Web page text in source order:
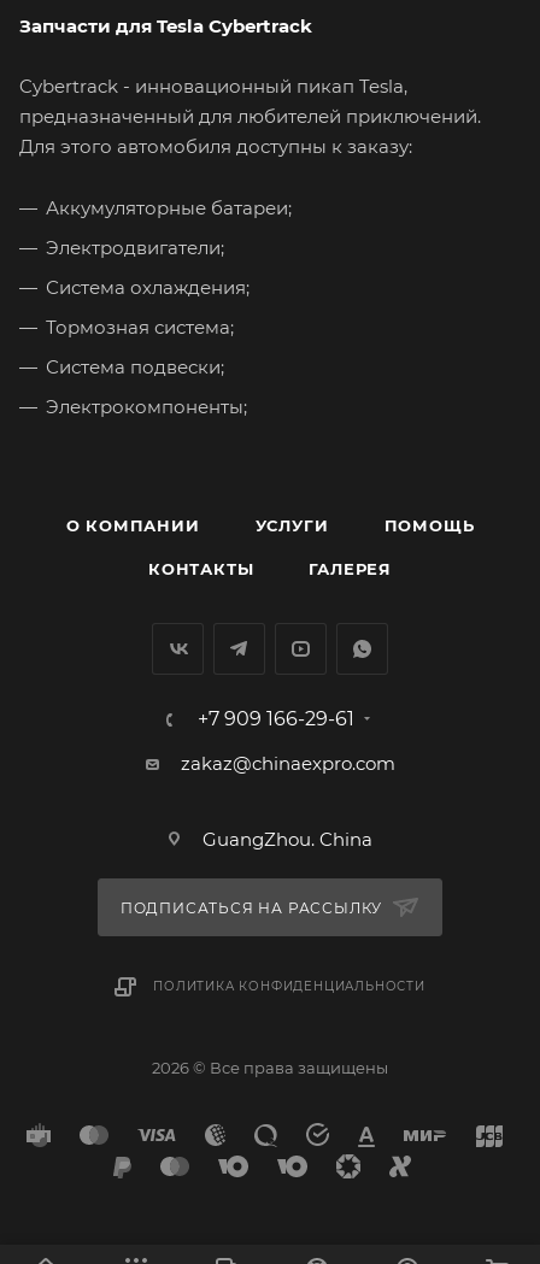
Запчасти для Tesla Cybertrack
Cybertrack - инновационный пикап Tesla,
предназначенный для любителей приключений.
Для этого автомобиля доступны к заказу:
Аккумуляторные батареи;
Электродвигатели;
Система охлаждения;
Тормозная система;
Система подвески;
Электрокомпоненты;
О КОМПАНИИ УСЛУГИ ПОМОЩЬ
КОНТАКТЫ ГАЛЕРЕЯ
+7 909 166-29-61
zakaz@chinaexpro.com
GuangZhou. China
ПОДПИСАТЬСЯ НА РАССЫЛКУ
ПОЛИТИКА КОНФИДЕНЦИАЛЬНОСТИ
2026 © Все права защищены